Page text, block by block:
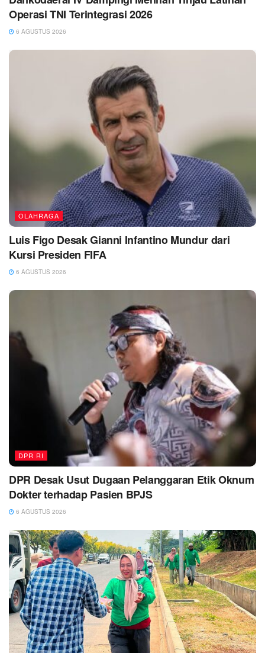
Operasi TNI Terintegrasi 2026
6 AGUSTUS 2026
OLAHRAGA
Luis Figo Desak Gianni Infantino Mundur dari
Kursi Presiden FIFA
6 AGUSTUS 2026
DPR RI
DPR Desak Usut Dugaan Pelanggaran Etik Oknum
Dokter terhadap Pasien BPJS
6 AGUSTUS 2026